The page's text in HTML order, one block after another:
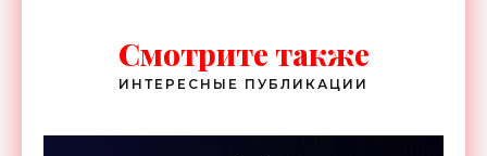
Смотрите также
ИНТЕРЕСНЫЕ ПУБЛИКАЦИИ